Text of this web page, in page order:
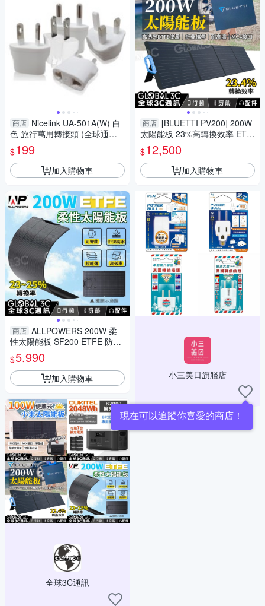
商店 Nicelink UA-501A(W) 白
色 旅行萬用轉接頭 (全球通用
組合包)
$199
加入購物車
商店 ALLPOWERS 200W 柔
性太陽能板 SF200 ETFE 防水
可彎曲 單晶矽 25%轉換率 MC
4接口
$5,990
加入購物車
全球3C通訊
商店 [BLUETTI PV200] 200W
太陽能板 23%高轉換效率 ETF
E塗層 EB3A/EB55/EB70S
$12,500
加入購物車
小三美日旗艦店
現在可以追蹤你喜愛的商店！